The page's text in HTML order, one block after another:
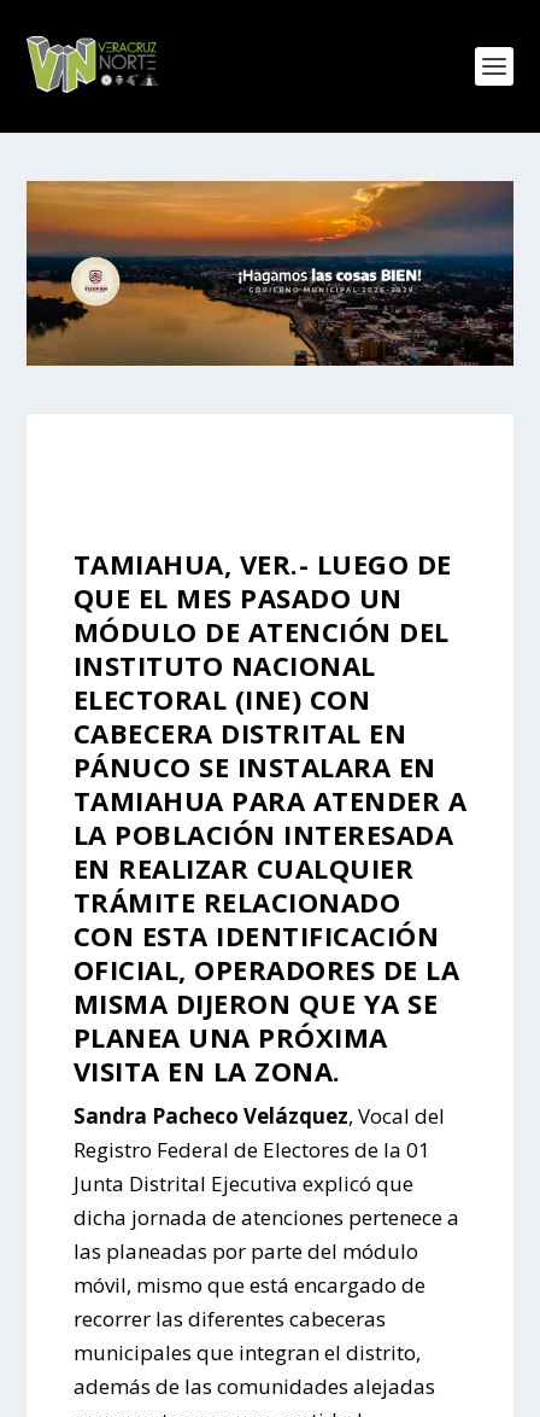
TAMIAHUA, VER.- LUEGO DE
QUE EL MES PASADO UN
MÓDULO DE ATENCIÓN DEL
INSTITUTO NACIONAL
ELECTORAL (INE) CON
CABECERA DISTRITAL EN
PÁNUCO SE INSTALARA EN
TAMIAHUA PARA ATENDER A
LA POBLACIÓN INTERESADA
EN REALIZAR CUALQUIER
TRÁMITE RELACIONADO
CON ESTA IDENTIFICACIÓN
OFICIAL, OPERADORES DE LA
MISMA DIJERON QUE YA SE
PLANEA UNA PRÓXIMA
VISITA EN LA ZONA.
Sandra Pacheco Velázquez, Vocal del
Registro Federal de Electores de la 01
Junta Distrital Ejecutiva explicó que
dicha jornada de atenciones pertenece a
las planeadas por parte del módulo
móvil, mismo que está encargado de
recorrer las diferentes cabeceras
municipales que integran el distrito,
además de las comunidades alejadas